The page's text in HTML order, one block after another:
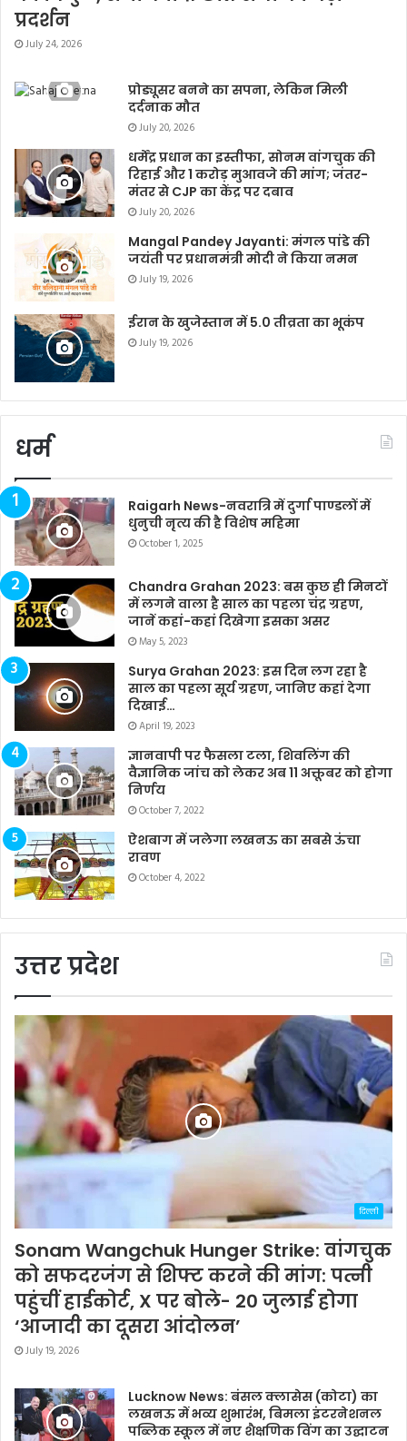
प्रदर्शन
July 24, 2026
प्रोड्यूसर बनने का सपना, लेकिन मिली
दर्दनाक मौत
July 20, 2026
धर्मेंद्र प्रधान का इस्तीफा, सोनम वांगचुक की
रिहाई और 1 करोड़ मुआवजे की मांग; जंतर-
मंतर से CJP का केंद्र पर दबाव
July 20, 2026
Mangal Pandey Jayanti: मंगल पांडे की
जयंती पर प्रधानमंत्री मोदी ने किया नमन
July 19, 2026
ईरान के खुजेस्तान में 5.0 तीव्रता का भूकंप
July 19, 2026
धर्म
Raigarh News-नवरात्रि में दुर्गा पाण्डलों में
धुनुची नृत्य की है विशेष महिमा
October 1, 2025
Chandra Grahan 2023: बस कुछ ही मिनटों
में लगने वाला है साल का पहला चंद्र ग्रहण,
जानें कहां-कहां दिखेगा इसका असर
May 5, 2023
Surya Grahan 2023: इस दिन लग रहा है
साल का पहला सूर्य ग्रहण, जानिए कहां देगा
दिखाई…
April 19, 2023
ज्ञानवापी पर फैसला टला, शिवलिंग की
वैज्ञानिक जांच को लेकर अब 11 अक्तूबर को होगा
निर्णय
October 7, 2022
ऐशबाग में जलेगा लखनऊ का सबसे ऊंचा
रावण
October 4, 2022
उत्तर प्रदेश
दिल्ली
Sonam Wangchuk Hunger Strike: वांगचुक
को सफदरजंग से शिफ्ट करने की मांग: पत्नी
पहुंचीं हाईकोर्ट, X पर बोले- 20 जुलाई होगा
‘आजादी का दूसरा आंदोलन’
July 19, 2026
Lucknow News: बंसल क्लासेस (कोटा) का
लखनऊ में भव्य शुभारंभ, बिमला इंटरनेशनल
पब्लिक स्कूल में नए शैक्षणिक विंग का उद्घाटन